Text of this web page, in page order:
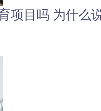
项目吗 为什么